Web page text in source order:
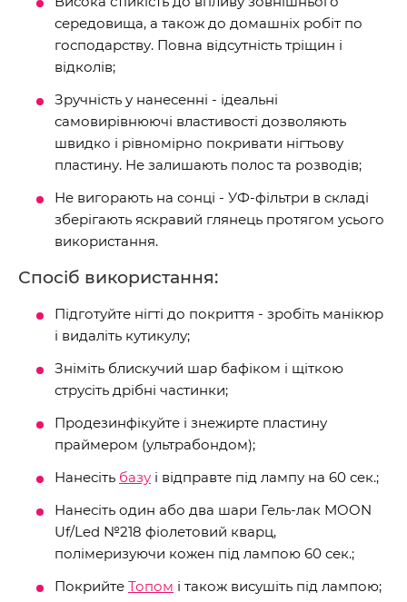
середовища, а також до домашніх робіт по
господарству. Повна відсутність тріщин і
відколів;
Зручність у нанесенні - ідеальні
самовирівнюючі властивості дозволяють
швидко і рівномірно покривати нігтьову
пластину. Не залишають полос та розводів;
Не вигорають на сонці - УФ-фільтри в складі
зберігають яскравий глянець протягом усього
використання.
Спосіб використання:
Підготуйте нігті до покриття - зробіть манікюр
і видаліть кутикулу;
Зніміть блискучий шар бафіком і щіткою
струсіть дрібні частинки;
Продезинфікуйте і знежирте пластину
праймером (ультрабондом);
Нанесіть базу і відправте під лампу на 60 сек.;
Нанесіть один або два шари Гель-лак MOON
Uf/Led №218 фіолетовий кварц,
полімеризуючи кожен під лампою 60 сек.;
Покрийте Топом і також висушіть під лампою;